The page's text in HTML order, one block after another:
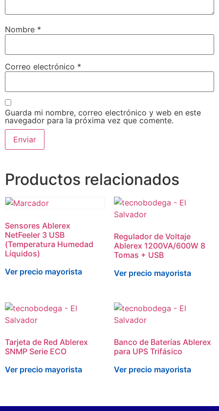
Nombre *
Correo electrónico *
Guarda mi nombre, correo electrónico y web en este
navegador para la próxima vez que comente.
Productos relacionados
Sensores Ablerex
NetFeeler 3 USB
(Temperatura Humedad
Líquidos)
Ver precio mayorista
Regulador de Voltaje
Ablerex 1200VA/600W 8
Tomas + USB
Ver precio mayorista
Tarjeta de Red Ablerex
SNMP Serie ECO
Ver precio mayorista
Banco de Baterías Ablerex
para UPS Trifásico
Ver precio mayorista